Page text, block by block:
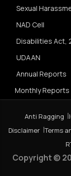
Sexual
NAD Cell
Disabilities Act,
UDAAN
Annual Reports
Monthly Reports
Anti Ragging
Disclaimer Terms
Copyright ©